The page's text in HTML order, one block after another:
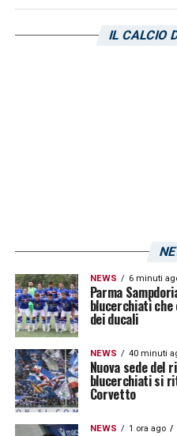
campionato di
organizzato
«Ora è ufficiale. Sono
prima fase online del
TIM | FIFA 21, che si
come console
(PS4™). I numerosi
celebre videogioco di
sfidarsi per accedere
del Campionato che
IL CALCIO
NEWS 6 minuti
Parma
blucerchiati che
dei ducali
NEWS 40 minuti
Nuova sede
blucerchiati si
Corvetto
NEWS 1 ora ago